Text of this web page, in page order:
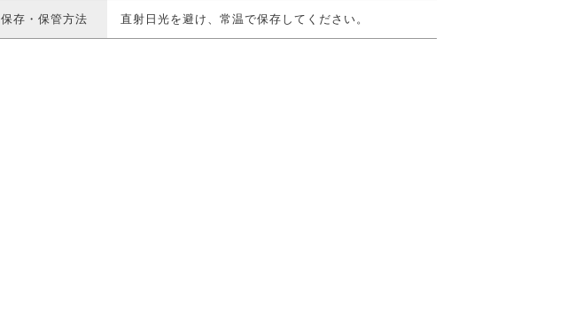
保存・保管方法 直射日光を避け、常温で保存してください。